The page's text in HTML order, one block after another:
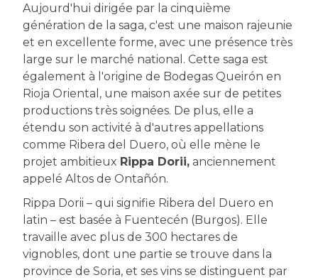
Aujourd'hui dirigée par la cinquième
génération de la saga, c'est une maison rajeunie
et en excellente forme, avec une présence très
large sur le marché national. Cette saga est
également à l'origine de Bodegas Queirón en
Rioja Oriental, une maison axée sur de petites
productions très soignées. De plus, elle a
étendu son activité à d'autres appellations
comme Ribera del Duero, où elle mène le
projet ambitieux Rippa Dorii, anciennement
appelé Altos de Ontañón.
Rippa Dorii – qui signifie Ribera del Duero en
latin – est basée à Fuentecén (Burgos). Elle
travaille avec plus de 300 hectares de
vignobles, dont une partie se trouve dans la
province de Soria, et ses vins se distinguent par